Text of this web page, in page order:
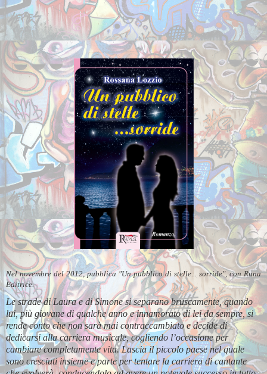
Nel novembre del 2012, pubblica "Un pubblico di stelle... sorride", con Runa
Editrice.
Le strade di Laura e di Simone si separano bruscamente, quando
lui, più giovane di qualche anno e innamorato di lei da sempre, si
rende conto che non sarà mai contraccambiato e decide di
dedicarsi alla carriera musicale, cogliendo l’occasione per
cambiare completamente vita. Lascia il piccolo paese nel quale
sono cresciuti insieme e parte per tentare la carriera di cantante